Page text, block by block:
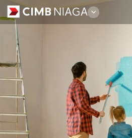
Personal